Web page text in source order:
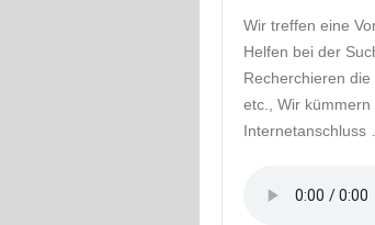
Wir treffen eine
Helfen bei der
Recherchieren
etc., Wir
Internetanschluss